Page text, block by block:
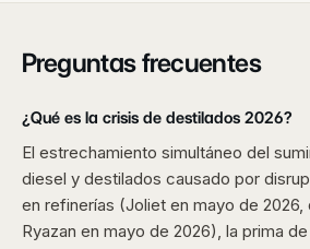
Preguntas frecuentes
¿Qué es la crisis de destilados 2026?
El estrechamiento simultáneo del
diesel y destilados causado por
en refinerías (Joliet en mayo de 2026,
Ryazan en mayo de 2026), la prima